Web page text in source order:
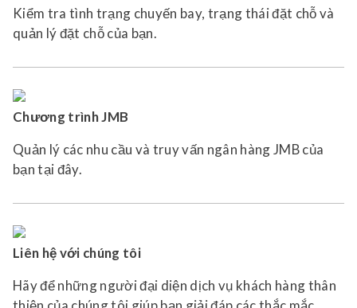
Kiểm tra tình trạng chuyến bay, trạng thái đặt chỗ và
quản lý đặt chỗ của bạn.
Chương trình JMB
Quản lý các nhu cầu và truy vấn ngân hàng JMB của
bạn tại đây.
Liên hệ với chúng tôi
Hãy để những người đại diện dịch vụ khách hàng thân